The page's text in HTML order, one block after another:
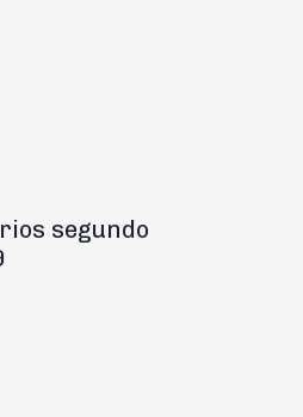
segundo